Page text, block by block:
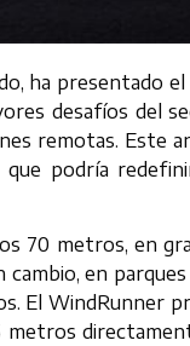
ha presentado
desafíos
remotas. Este
podría
70 metros, en
en
El WindRunner
metros